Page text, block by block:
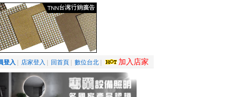
登入 店家登入 回首頁| 數位台北| 加入店家